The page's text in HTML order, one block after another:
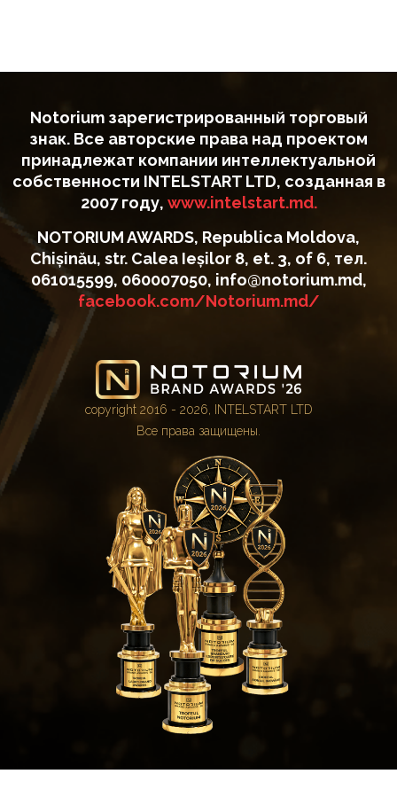
Notorium зарегистрированный торговый
знак. Все авторские права над проектом
принадлежат компании интеллектуальной
собственности INTELSTART LTD, созданная в
2007 году, www.intelstart.md.
NOTORIUM AWARDS, Republica Moldova,
Chișinău, str. Calea Ieșilor 8, et. 3, of 6, тел.
061015599, 060007050, info@notorium.md,
facebook.com/Notorium.md/
copyright 2016 - 2026, INTELSTART LTD
Все права защищены.